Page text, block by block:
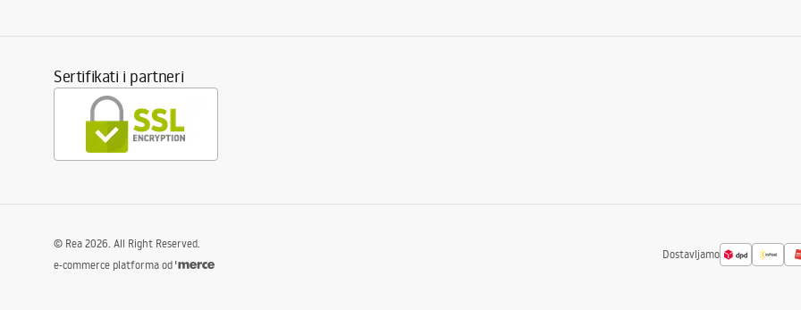
Sertifikati i partneri
Dostavljamo
© Rea 2026. All Right Reserved.
e-commerce platforma od